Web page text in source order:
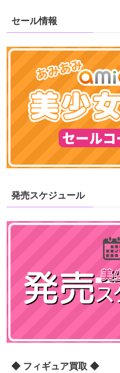
セール情報
発売スケジュール
◆ フィギュア買取 ◆